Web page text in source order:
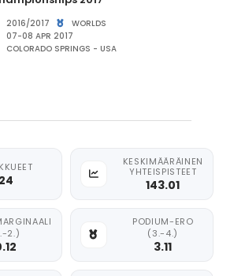
2016/2017
WORLDS
07-08 APR 2017
COLORADO SPRINGS - USA
24
KESKIMÄÄRÄINEN
YHTEISPISTEET
143.01
2.)
PODIUM-ERO
(3.-4.)
3.11